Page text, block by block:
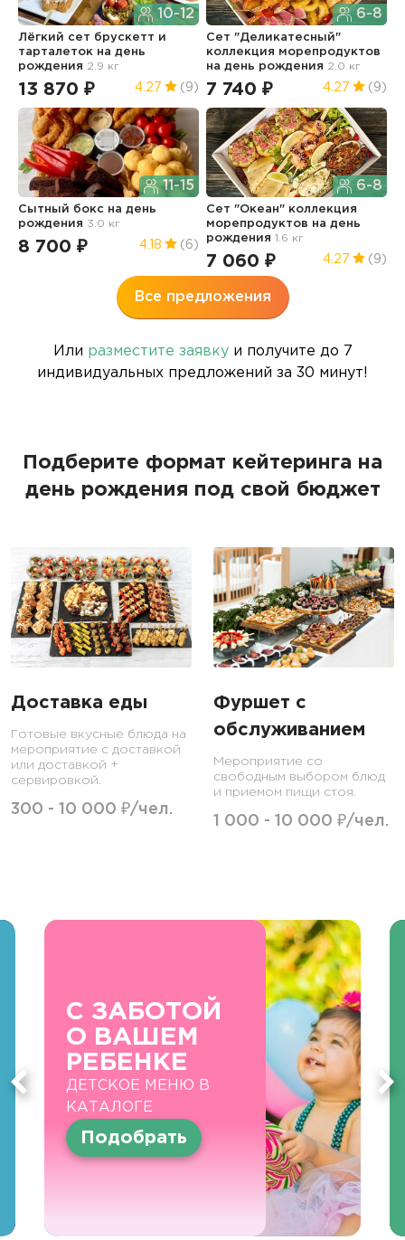
10-12
Лёгкий сет брускетт и
тарталеток на день
рождения 2.9 кг
13 870 ₽ 4.27 (9)
6-8
Сет "Деликатесный"
коллекция морепродуктов
на день рождения 2.0 кг
7 740 ₽ 4.27 (9)
11-15
Сытный бокс на день
рождения 3.0 кг
8 700 ₽ 4.18 (6)
6-8
Сет "Океан" коллекция
морепродуктов на день
рождения 1.6 кг
7 060 ₽ 4.27 (9)
Все предложения
Или разместите заявкуи получите до 7
индивидуальных предложений за 30 минут!
Подберите формат кейтеринга на
день рождения под свой бюджет
Доставка еды
Готовые вкусные блюда на
мероприятие с доставкой
или доставкой +
сервировкой.
300 - 10 000 ₽/чел.
Фуршет с
обслуживанием
Мероприятие со
свободным выбором блюд
и приемом пищи стоя.
1 000 - 10 000 ₽/чел.
С ЗАБОТОЙ
О ВАШЕМ
РЕБЕНКЕ
ДЕТСКОЕ МЕНЮ В
КАТАЛОГЕ
Подобрать